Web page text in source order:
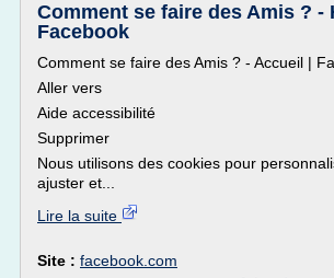
Comment se faire des Amis ? -
Facebook
Comment se faire des Amis ? - Accueil |
Aller vers
Aide accessibilité
Supprimer
Nous utilisons des cookies pour
ajuster et...
Lire la suite
Site : facebook.com